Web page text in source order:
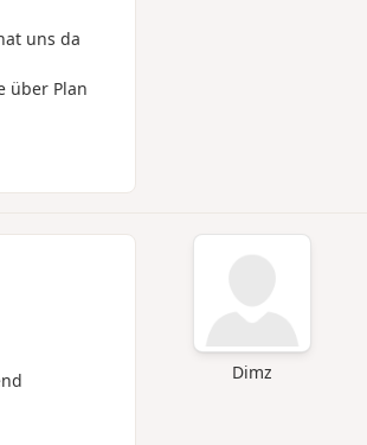
uns da
über Plan
Dimz